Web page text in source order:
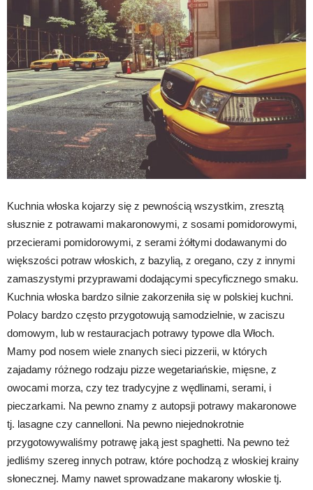
Kuchnia włoska kojarzy się z pewnością wszystkim, zresztą
słusznie z potrawami makaronowymi, z sosami pomidorowymi,
przecierami pomidorowymi, z serami żółtymi dodawanymi do
większości potraw włoskich, z bazylią, z oregano, czy z innymi
zamaszystymi przyprawami dodającymi specyficznego smaku.
Kuchnia włoska bardzo silnie zakorzeniła się w polskiej kuchni.
Polacy bardzo często przygotowują samodzielnie, w zaciszu
domowym, lub w restauracjach potrawy typowe dla Włoch.
Mamy pod nosem wiele znanych sieci pizzerii, w których
zajadamy różnego rodzaju pizze wegetariańskie, mięsne, z
owocami morza, czy tez tradycyjne z wędlinami, serami, i
pieczarkami. Na pewno znamy z autopsji potrawy makaronowe
tj. lasagne czy cannelloni. Na pewno niejednokrotnie
przygotowywaliśmy potrawę jaką jest spaghetti. Na pewno też
jedliśmy szereg innych potraw, które pochodzą z włoskiej krainy
słonecznej. Mamy nawet sprowadzane makarony włoskie tj.